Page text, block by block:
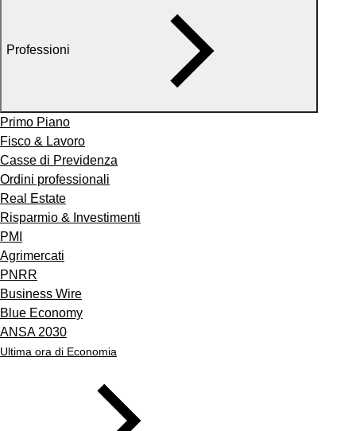
Professioni
Primo Piano
Fisco & Lavoro
Casse di Previdenza
Ordini professionali
Real Estate
Risparmio & Investimenti
PMI
Agrimercati
PNRR
Business Wire
Blue Economy
ANSA 2030
Ultima ora di Economia